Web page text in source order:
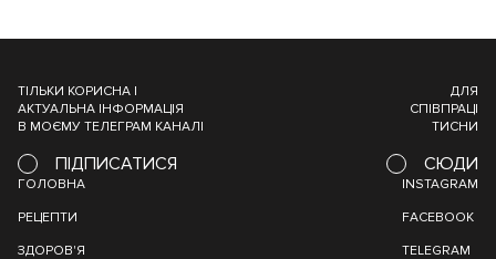
ТІЛЬКИ КОРИСНА І
АКТУАЛЬНА ІНФОРМАЦІЯ
В МОЄМУ ТЕЛЕГРАМ КАНАЛІ
ПІДПИСАТИСЯ
ДЛЯ
СПІВПРАЦІ
ТИСНИ
СЮДИ
ГОЛОВНА
РЕЦЕПТИ
ЗДОРОВ'Я
INSTAGRAM
FACEBOOK
TELEGRAM